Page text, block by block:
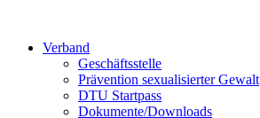
Verband
Geschäftsstelle
Prävention sexualisierter Gewalt
DTU Startpass
Dokumente/Downloads